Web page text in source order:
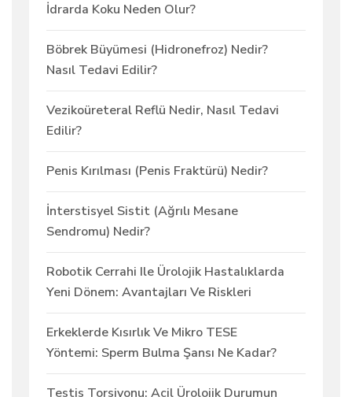
İdrarda Koku Neden Olur?
Böbrek Büyümesi (Hidronefroz) Nedir?
Nasıl Tedavi Edilir?
Vezikoüreteral Reflü Nedir, Nasıl Tedavi
Edilir?
Penis Kırılması (Penis Fraktürü) Nedir?
İnterstisyel Sistit (Ağrılı Mesane
Sendromu) Nedir?
Robotik Cerrahi Ile Ürolojik Hastalıklarda
Yeni Dönem: Avantajları Ve Riskleri
Erkeklerde Kısırlık Ve Mikro TESE
Yöntemi: Sperm Bulma Şansı Ne Kadar?
Testis Torsiyonu: Acil Ürolojik Durumun